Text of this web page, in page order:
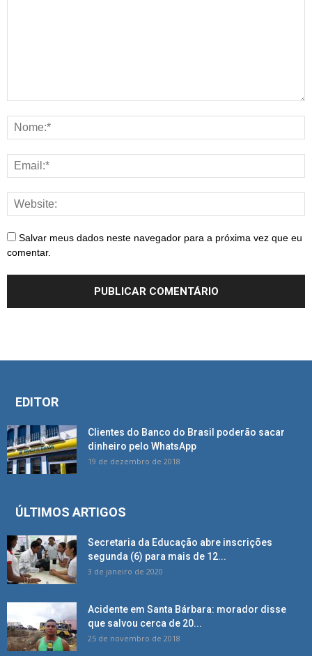
Salvar meus dados neste navegador para a próxima vez que eu
comentar.
EDITOR
Clientes do Banco do Brasil poderão sacar
dinheiro pelo WhatsApp
19 de dezembro de 2018
ÚLTIMOS ARTIGOS
Secretaria da Educação abre inscrições
segunda (6) para mais de 12...
3 de janeiro de 2020
Acidente em Santa Bárbara: morador disse
que salvou cerca de 20...
25 de novembro de 2018